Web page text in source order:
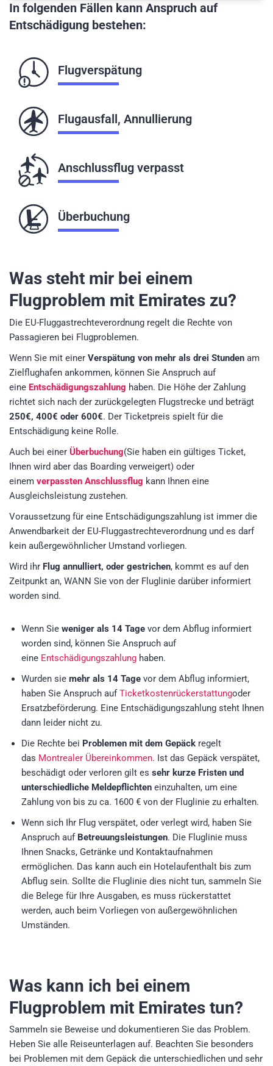
In folgenden Fällen kann Anspruch auf
Entschädigung bestehen:
Flugverspätung
Flugausfall, Annullierung
Anschlussflug verpasst
Überbuchung
Was steht mir bei einem
Flugproblem mit Emirates zu?
Die EU-Fluggastrechteverordnung regelt die Rechte von
Passagieren bei Flugproblemen.
Wenn Sie mit einer Verspätung von mehr als drei Stunden am
Zielflughafen ankommen, können Sie Anspruch auf
eine Entschädigungszahlung haben. Die Höhe der Zahlung
richtet sich nach der zurückgelegten Flugstrecke und beträgt
250€, 400€ oder 600€. Der Ticketpreis spielt für die
Entschädigung keine Rolle.
Auch bei einer Überbuchung(Sie haben ein gültiges Ticket,
Ihnen wird aber das Boarding verweigert) oder
einem verpassten Anschlussflug kann Ihnen eine
Ausgleichsleistung zustehen.
Voraussetzung für eine Entschädigungszahlung ist immer die
Anwendbarkeit der EU-Fluggastrechteverordnung und es darf
kein außergewöhnlicher Umstand vorliegen.
Wird ihr Flug annulliert, oder gestrichen, kommt es auf den
Zeitpunkt an, WANN Sie von der Fluglinie darüber informiert
worden sind.
Wenn Sie weniger als 14 Tage vor dem Abflug informiert
worden sind, können Sie Anspruch auf
eine Entschädigungszahlung haben.
Wurden sie mehr als 14 Tage vor dem Abflug informiert,
haben Sie Anspruch aufTicketkostenrückerstattungoder
Ersatzbeförderung. Eine Entschädigungszahlung steht Ihnen
dann leider nicht zu.
Die Rechte bei Problemen mit dem Gepäck regelt
das Montrealer Übereinkommen. Ist das Gepäck verspätet,
beschädigt oder verloren gilt es sehr kurze Fristen und
unterschiedliche Meldepflichten einzuhalten, um eine
Zahlung von bis zu ca. 1600 € von der Fluglinie zu erhalten.
Wenn sich Ihr Flug verspätet, oder verlegt wird, haben Sie
Anspruch auf Betreuungsleistungen. Die Fluglinie muss
Ihnen Snacks, Getränke und Kontaktaufnahmen
ermöglichen. Das kann auch ein Hotelaufenthalt bis zum
Abflug sein. Sollte die Fluglinie dies nicht tun, sammeln Sie
die Belege für Ihre Ausgaben, es muss rückerstattet
werden, auch beim Vorliegen von außergewöhnlichen
Umständen.
Was kann ich bei einem
Flugproblem mit Emirates tun?
Sammeln sie Beweise und dokumentieren Sie das Problem.
Heben Sie alle Reiseunterlagen auf. Beachten Sie besonders
bei Problemen mit dem Gepäck die unterschiedlichen und sehr